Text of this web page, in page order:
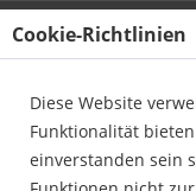
Cookie-Richtlinien
Diese Website
Funktionalität
einverstanden sein